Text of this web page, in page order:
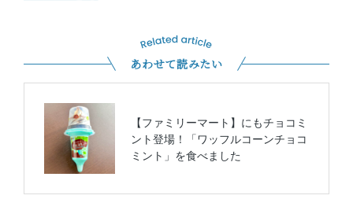
あわせて読みたい